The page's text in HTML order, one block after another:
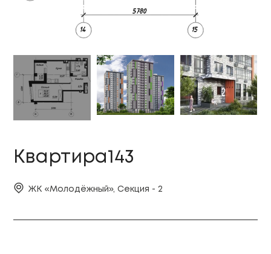
Квартира143
ЖК «Молодёжный», Секция - 2